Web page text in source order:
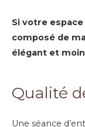
Si votre
composé de
élégant et
Qualité
Une séance